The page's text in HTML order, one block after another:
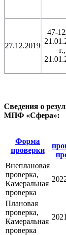
27.12.2019
47-
г.,
Сведения о
МПФ «Сфера»:
Форма
проверки
Внеплановая
проверка,
Камеральная
проверка
Плановая
проверка,
Камеральная
проверка
2021